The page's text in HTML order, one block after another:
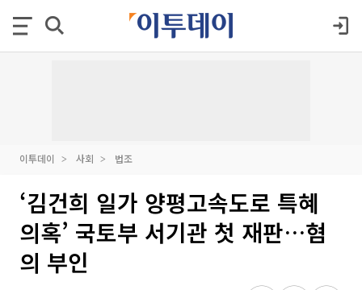
이투데이 사회 법조
‘김건희 일가 양평고속도로 특혜
의혹’ 국토부 서기관 첫 재판…혐
의 부인